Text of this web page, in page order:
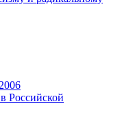
Российской